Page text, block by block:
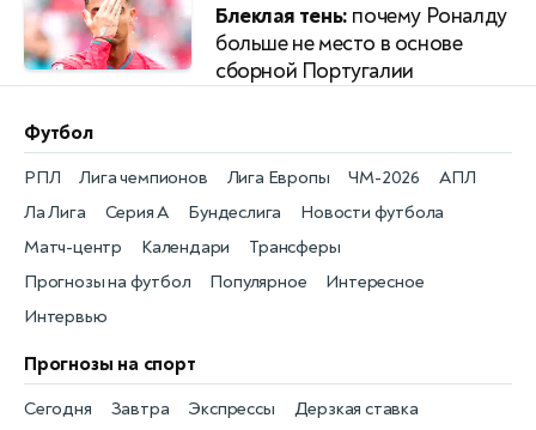
Блеклая тень: почему Роналду
больше не место в основе
сборной Португалии
Футбол
Новости футбола
РПЛ
Матч-центр
Лига чемпионов
Календари
Лига Европы
Трансферы
ЧМ-2026
Прогнозы на футбол
АПЛ
Популярное
Ла Лига
Интересное
Серия А
Интервью
Бундеслига
Прогнозы на спорт
Сегодня
Завтра Экспрессы Дерзкая ставка